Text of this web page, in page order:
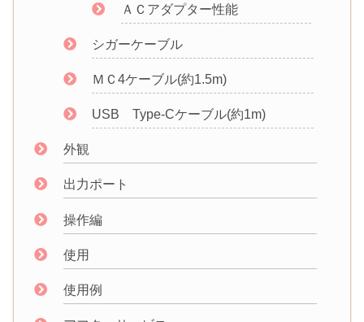
ＡＣアダプター性能
シガーケーブル
ＭＣ4ケーブル(約1.5m)
USB Type-Cケーブル(約1m)
外観
出力ポート
操作編
使用
使用例